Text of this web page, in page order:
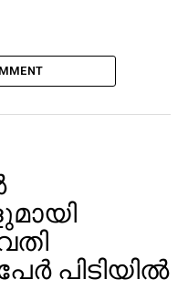
നിന്നും വലത് ഭാഗം
കണ്ണുകളെയും
മെസി സിഗ്നേച്ചര്‍….
Lionel
പിടിയില്‍